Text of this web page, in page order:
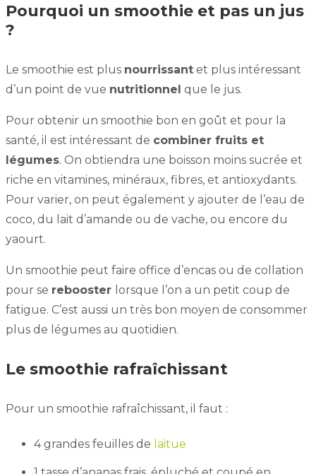
Pourquoi un smoothie et pas un jus
?
Le smoothie est plus nourrissant et plus intéressant
d’un point de vue nutritionnel que le jus.
Pour obtenir un smoothie bon en goût et pour la
santé, il est intéressant de combiner fruits et
légumes. On obtiendra une boisson moins sucrée et
riche en vitamines, minéraux, fibres, et antioxydants.
Pour varier, on peut également y ajouter de l’eau de
coco, du lait d’amande ou de vache, ou encore du
yaourt.
Un smoothie peut faire office d’encas ou de collation
pour se rebooster lorsque l’on a un petit coup de
fatigue. C’est aussi un très bon moyen de consommer
plus de légumes au quotidien.
Le smoothie rafraîchissant
Pour un smoothie rafraîchissant, il faut :
4 grandes feuilles de laitue